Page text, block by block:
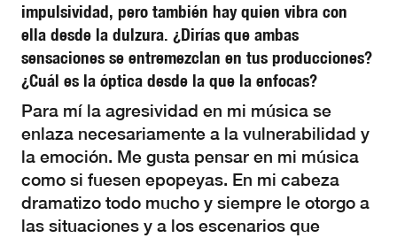
impulsividad, pero también hay quien vibra con
ella desde la dulzura. ¿Dirías que ambas
sensaciones se entremezclan en tus producciones?
¿Cuál es la óptica desde la que la enfocas?
Para mí la agresividad en mi música se
enlaza necesariamente a la vulnerabilidad y
la emoción. Me gusta pensar en mi música
como si fuesen epopeyas. En mi cabeza
dramatizo todo mucho y siempre le otorgo a
las situaciones y a los escenarios que